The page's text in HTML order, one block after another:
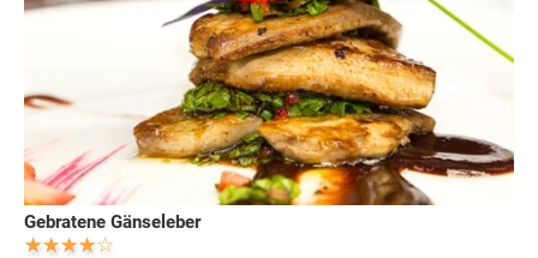
Gebratene Gänseleber